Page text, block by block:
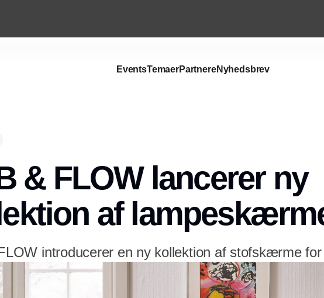
EventsTemaerPartnereNyhedsbrev
& FLOW lancerer ny
af
introducerer en ny kollektion af stofskærme